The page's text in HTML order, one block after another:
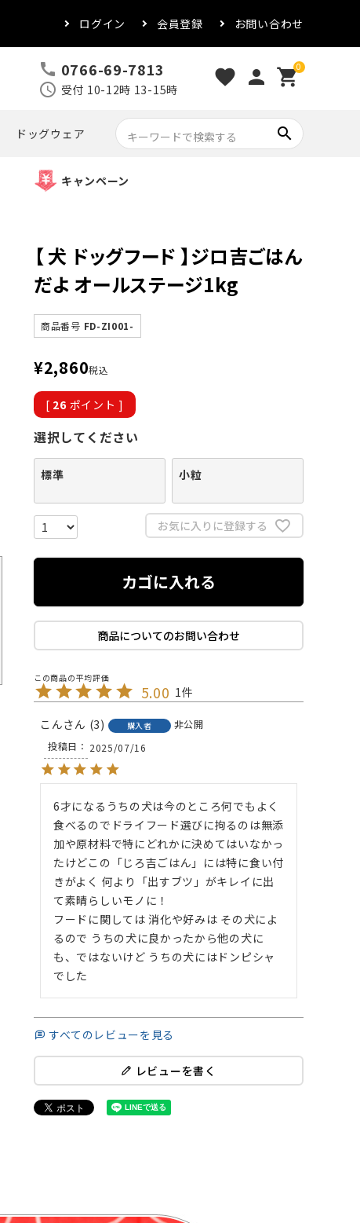
ログイン 会員登録 お問い合わせ
call 0766-69-7813
schedule 受付 10-12時 13-15時
favorite person 0
shopping_cart
ドッグウェア search
キャンペーン
【 犬 ドッグフード 】ジロ吉ごはん
だよ オールステージ1kg
商品番号 FD-ZI001-
¥2,860税込
[ 26 ポイント ]
選択してください
標準 小粒
お気に入りに登録する
カゴに入れる
商品についてのお問い合わせ
5.00 1
こん 3 購入者
非公開
投稿日
2025/07/16
6才になるうちの犬は今のところ何でもよく
食べるのでドライフード選びに拘るのは無添
加や原材料で特にどれかに決めてはいなかっ
たけどこの「じろ吉ごはん」には特に食い付
きがよく 何より「出すブツ」がキレイに出
て素晴らしいモノに！
フードに関しては 消化や好みは その犬によ
るので うちの犬に良かったから他の犬に
も、ではないけど うちの犬にはドンピシャ
でした
すべてのレビューを見る
レビューを書く